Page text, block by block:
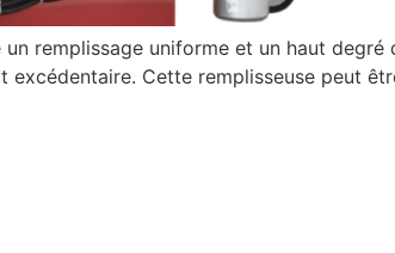
remplissage uniforme et un haut degré
excédentaire. Cette remplisseuse peut